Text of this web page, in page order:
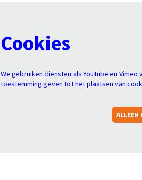
Cookies
We gebruiken diensten als Youtube en
toestemming geven tot het plaatsen van
ALLEEN